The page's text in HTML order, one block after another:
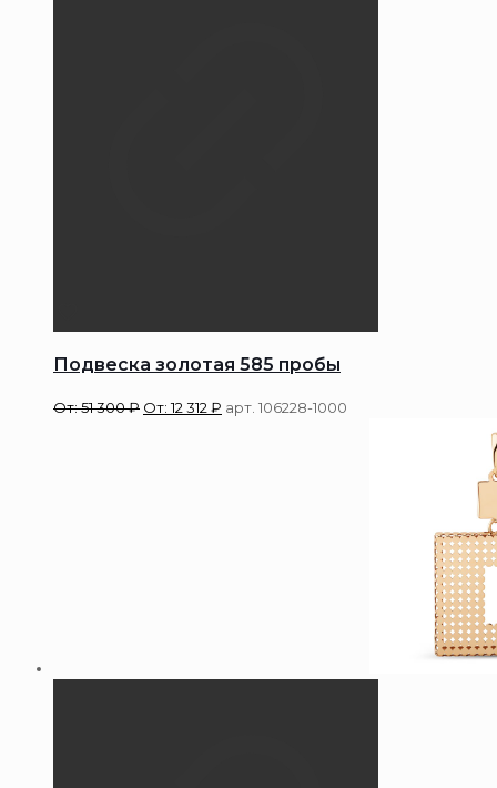
Подвеска золотая 585 пробы
От:51 300₽ От:12 312 ₽ арт. 106228-1000